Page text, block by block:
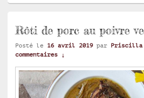
Rôti de porc au poivre
Posté le 16 avril 2019 par Priscilla
commentaires ↓